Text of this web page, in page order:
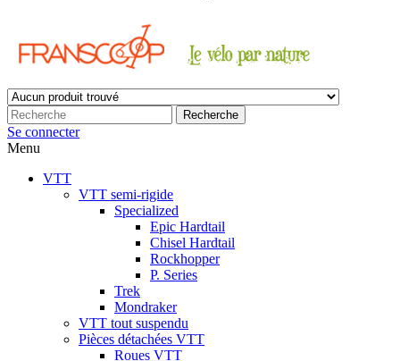
Recherche
Se connecter
Menu
VTT
VTT semi-rigide
Specialized
Epic Hardtail
Chisel Hardtail
Rockhopper
P. Series
Trek
Mondraker
VTT tout suspendu
Pièces détachées VTT
Roues VTT